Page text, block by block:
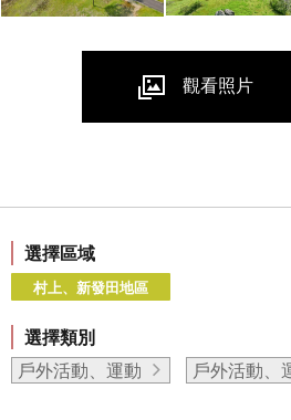
觀看照片
選擇區域
村上、新發田地區
選擇類別
戶外活動、運動
戶外活動、